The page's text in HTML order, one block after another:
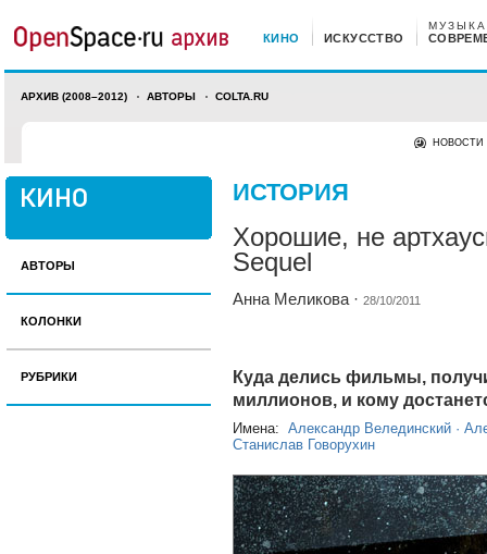
КИНО ИСКУССТВО
МУЗЫКА
АРХИВ (2008–2012) АВТОРЫ COLTA.RU
НОВОСТИ
АВТОРЫ
КОЛОНКИ
РУБРИКИ
ИСТОРИЯ
Хорошие, не
Sequel
Анна Меликова · 28/10/2011
Куда делись фильмы,
миллионов, и кому
Имена: Александр Велединский ·
Станислав Говорухин